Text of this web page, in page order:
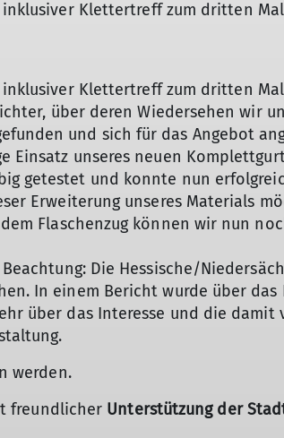
inklusiver Klettertreff zum dritten
inklusiver Klettertreff zum dritten
über deren Wiedersehen wir
und sich für das Angebot
Einsatz unseres neuen
getestet und konnte nun
Erweiterung unseres Materials
Flaschenzug können wir nun
Die Hessische/
In einem Bericht wurde über
über das Interesse und die
werden.
freundlicher Unterstützung der